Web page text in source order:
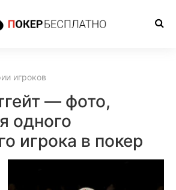
игроков
— фото,
одного
игрока в покер